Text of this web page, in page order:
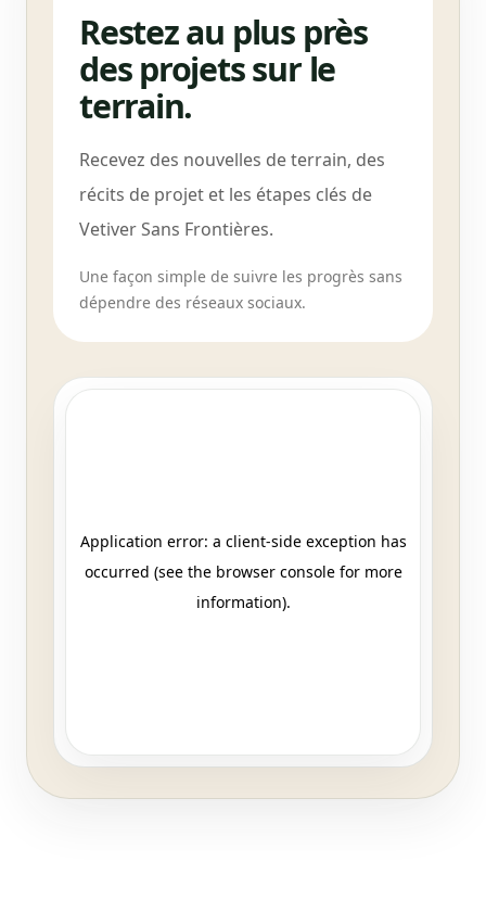
Restez au plus près
des projets sur le
terrain.
Recevez des nouvelles de terrain, des
récits de projet et les étapes clés de
Vetiver Sans Frontières.
Une façon simple de suivre les progrès sans
dépendre des réseaux sociaux.